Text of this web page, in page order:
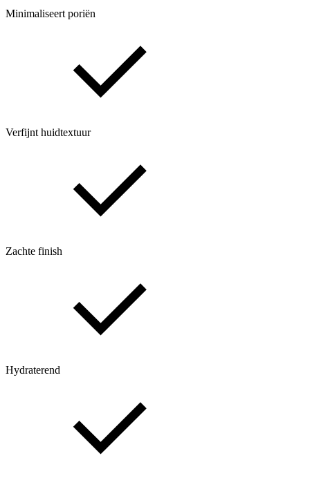
Minimaliseert poriën
Verfijnt huidtextuur
Zachte finish
Hydraterend